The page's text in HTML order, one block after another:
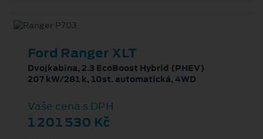
Ford Ranger XLT
Dvojkabina, 2.3 EcoBoost Hybrid (PHEV)
207 kW/281 k, 10st. automatická, 4WD
Vaše cena s DPH
1 201 530 Kč